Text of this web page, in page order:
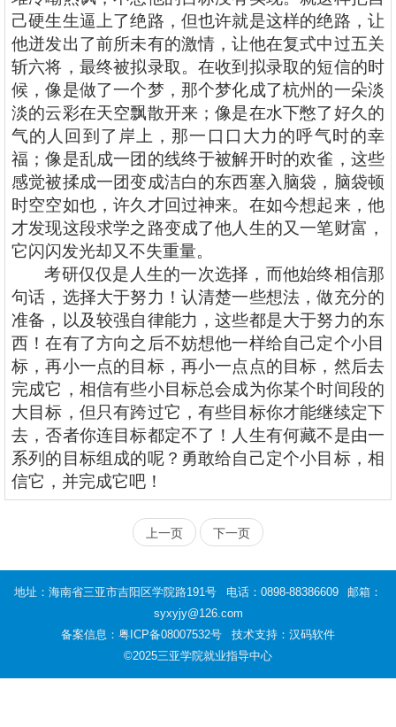
己硬生生逼上了绝路，但也许就是这样的绝路，让
他迸发出了前所未有的激情，让他在复式中过五关
斩六将，最终被拟录取。在收到拟录取的短信的时
候，像是做了一个梦，那个梦化成了杭州的一朵淡
淡的云彩在天空飘散开来；像是在水下憋了好久的
气的人回到了岸上，那一口口大力的呼气时的幸
福；像是乱成一团的线终于被解开时的欢雀，这些
感觉被揉成一团变成洁白的东西塞入脑袋，脑袋顿
时空空如也，许久才回过神来。在如今想起来，他
才发现这段求学之路变成了他人生的又一笔财富，
它闪闪发光却又不失重量。
考研仅仅是人生的一次选择，而他始终相信那
句话，选择大于努力！认清楚一些想法，做充分的
准备，以及较强自律能力，这些都是大于努力的东
西！在有了方向之后不妨想他一样给自己定个小目
标，再小一点的目标，再小一点点的目标，然后去
完成它，相信有些小目标总会成为你某个时间段的
大目标，但只有跨过它，有些目标你才能继续定下
去，否者你连目标都定不了！人生有何藏不是由一
系列的目标组成的呢？勇敢给自己定个小目标，相
信它，并完成它吧！
上一页 下一页
地址：海南省三亚市吉阳区学院路191号 电话：0898-88386609
邮箱：
syxyjy@126.com
备案信息：粤ICP备08007532号
技术支持：汉码软件
©2025三亚学院就业指导中心